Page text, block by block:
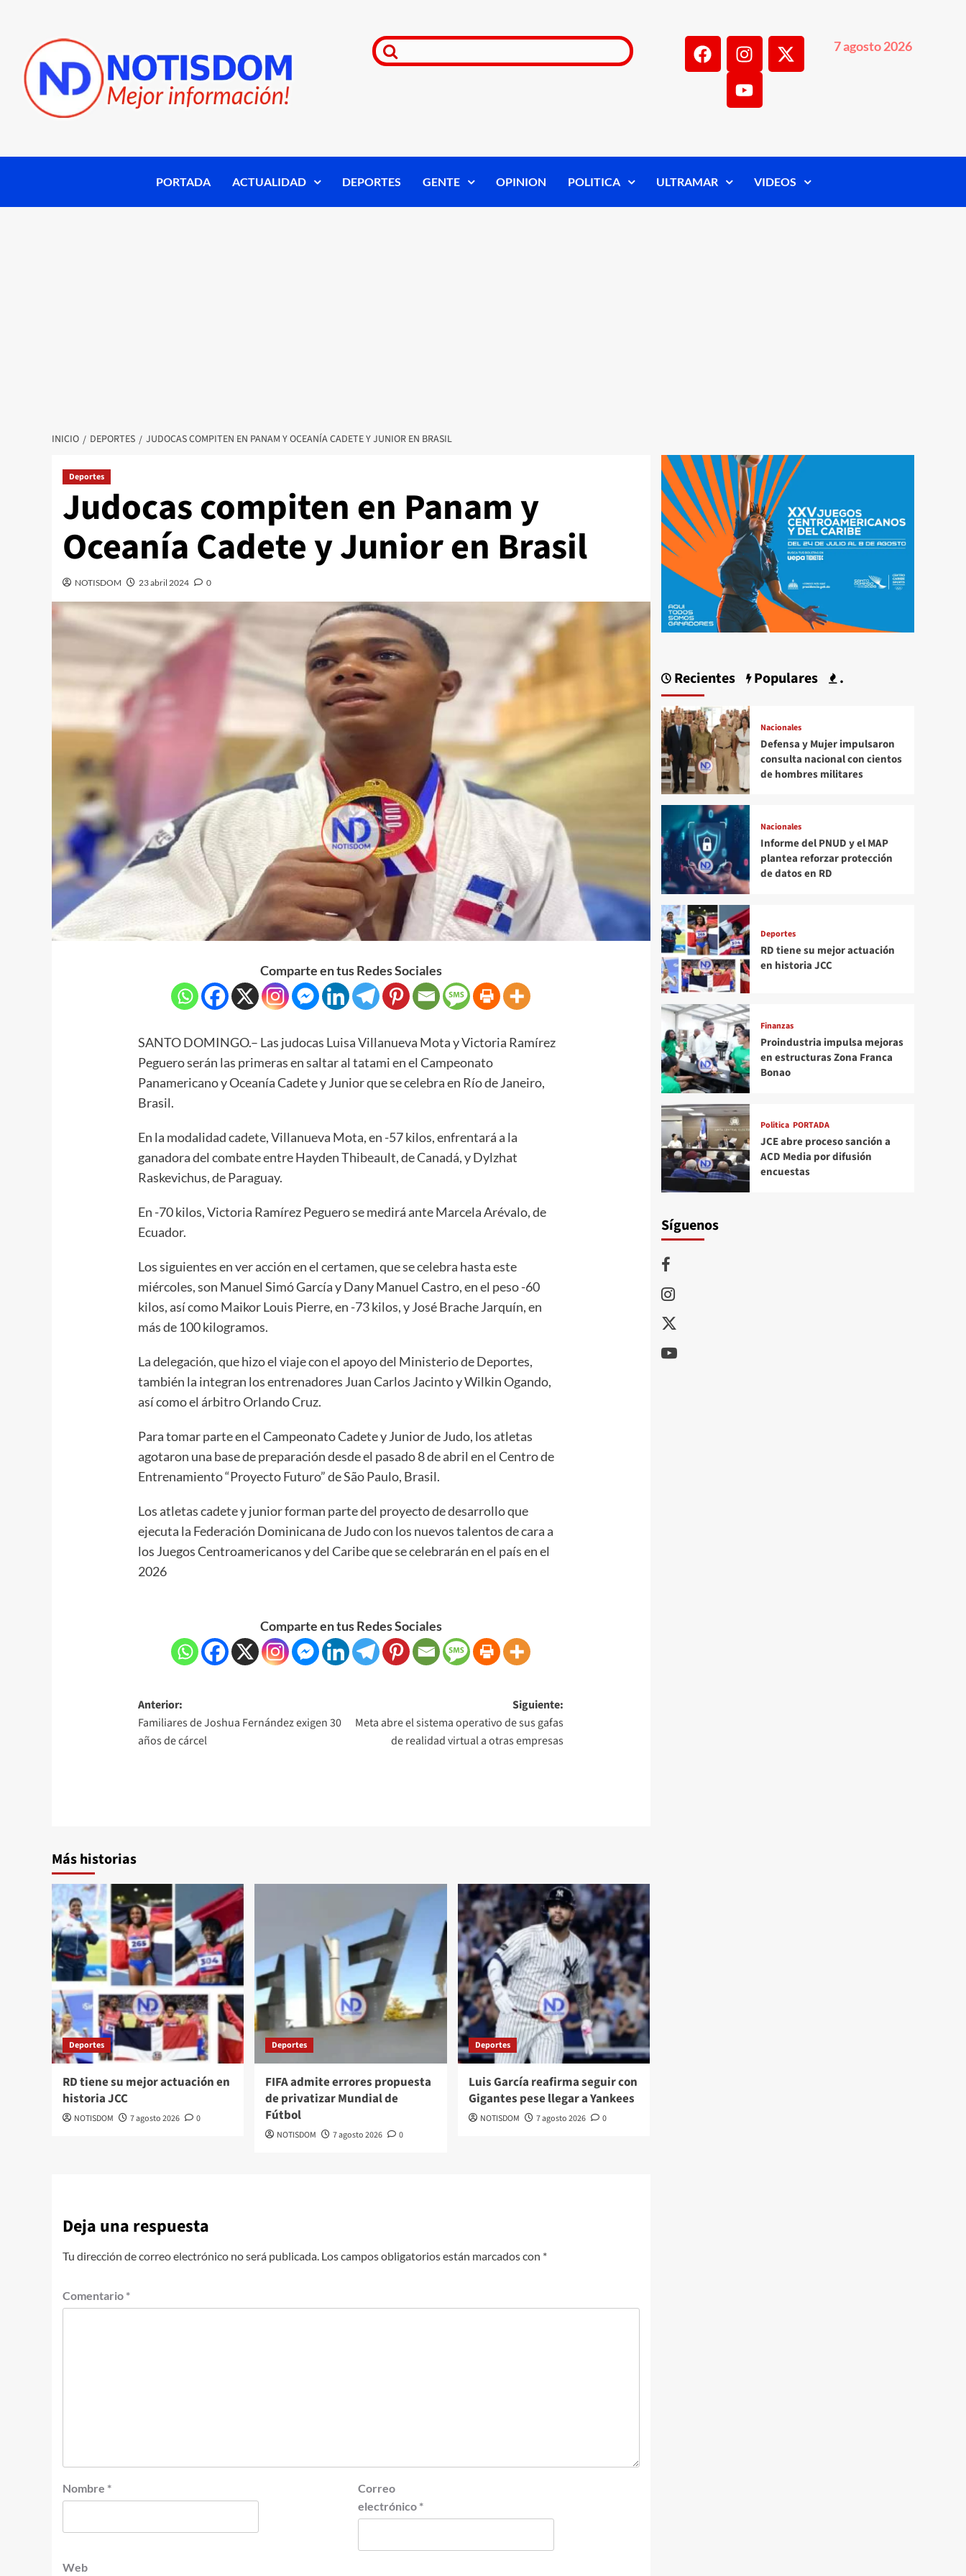
7 agosto 2026
PORTADA ACTUALIDAD DEPORTES GENTE OPINION POLITICA ULTRAMAR VIDEOS
INICIO DEPORTES JUDOCAS COMPITEN EN PANAM Y OCEANÍA CADETE Y JUNIOR EN BRASIL
Deportes
Judocas compiten en Panam y
Oceanía Cadete y Junior en Brasil
NOTISDOM 23 abril 2024 0
Comparte en tus Redes Sociales
SANTO DOMINGO.– Las judocas Luisa Villanueva Mota y Victoria Ramírez
Peguero serán las primeras en saltar al tatami en el Campeonato
Panamericano y Oceanía Cadete y Junior que se celebra en Río de Janeiro,
Brasil.
En la modalidad cadete, Villanueva Mota, en -57 kilos, enfrentará a la
ganadora del combate entre Hayden Thibeault, de Canadá, y Dylzhat
Raskevichus, de Paraguay.
En -70 kilos, Victoria Ramírez Peguero se medirá ante Marcela Arévalo, de
Ecuador.
Los siguientes en ver acción en el certamen, que se celebra hasta este
miércoles, son Manuel Simó García y Dany Manuel Castro, en el peso -60
kilos, así como Maikor Louis Pierre, en -73 kilos, y José Brache Jarquín, en
más de 100 kilogramos.
La delegación, que hizo el viaje con el apoyo del Ministerio de Deportes,
también la integran los entrenadores Juan Carlos Jacinto y Wilkin Ogando,
así como el árbitro Orlando Cruz.
Para tomar parte en el Campeonato Cadete y Junior de Judo, los atletas
agotaron una base de preparación desde el pasado 8 de abril en el Centro de
Entrenamiento “Proyecto Futuro” de São Paulo, Brasil.
Los atletas cadete y junior forman parte del proyecto de desarrollo que
ejecuta la Federación Dominicana de Judo con los nuevos talentos de cara a
los Juegos Centroamericanos y del Caribe que se celebrarán en el país en el
2026
Comparte en tus Redes Sociales
Anterior:
Familiares de Joshua Fernández exigen 30
años de cárcel
Siguiente:
Meta abre el sistema operativo de sus gafas
de realidad virtual a otras empresas
Más historias
Deportes
RD tiene su mejor actuación en
historia JCC
NOTISDOM 7 agosto 2026 0
Deportes
FIFA admite errores propuesta
de privatizar Mundial de
Fútbol
NOTISDOM 7 agosto 2026 0
Deportes
Luis García reafirma seguir con
Gigantes pese llegar a Yankees
NOTISDOM 7 agosto 2026 0
Deja una respuesta
Tu dirección de correo electrónico no será publicada. Los campos obligatorios están marcados con *
Comentario *
Nombre *
Correo
electrónico *
Web
Recientes Populares .
Nacionales
Defensa y Mujer impulsaron
consulta nacional con cientos
de hombres militares
Nacionales
Informe del PNUD y el MAP
plantea reforzar protección
de datos en RD
Deportes
RD tiene su mejor actuación
en historia JCC
Finanzas
Proindustria impulsa mejoras
en estructuras Zona Franca
Bonao
Politica PORTADA
JCE abre proceso sanción a
ACD Media por difusión
encuestas
Síguenos